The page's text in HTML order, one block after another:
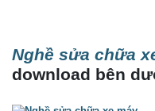
Nghề sửa chữa
download bên